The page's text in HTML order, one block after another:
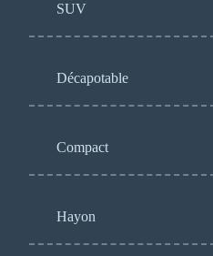
SUV
Décapotable
Compact
Hayon